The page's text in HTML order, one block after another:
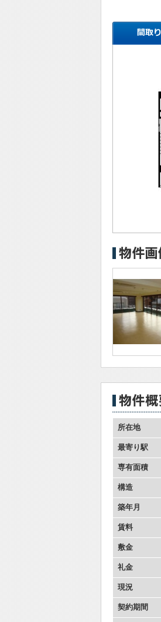
所在地
最寄り駅
専有面積
構造
築年月
賃料
敷金
礼金
現況
契約期間